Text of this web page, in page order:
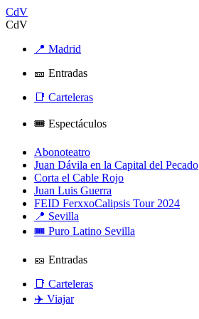
CdV
CdV
📍 Madrid
🎫 Entradas
📑 Carteleras
🎟️ Espectáculos
Abonoteatro
Juan Dávila en la Capital del Pecado
Corta el Cable Rojo
Juan Luis Guerra
FEID FerxxoCalipsis Tour 2024
📍 Sevilla
🎟️ Puro Latino Sevilla
🎫 Entradas
📑 Carteleras
✈️ Viajar